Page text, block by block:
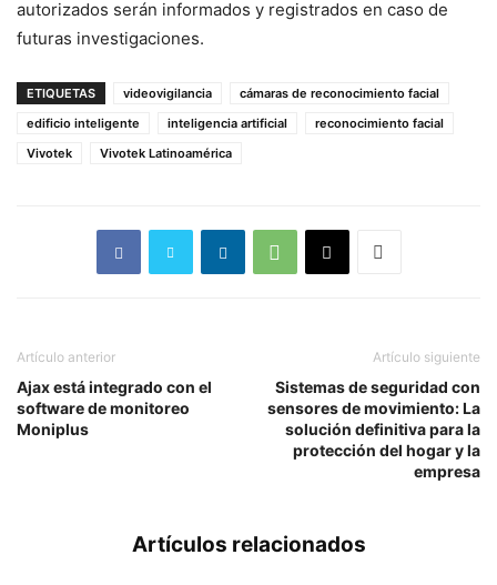
autorizados serán informados y registrados en caso de
futuras investigaciones.
ETIQUETAS videovigilancia
cámaras de reconocimiento facial
edificio inteligente
inteligencia artificial
reconocimiento facial
Vivotek
Vivotek Latinoamérica
Artículo anterior
Ajax está integrado con el
software de monitoreo
Moniplus
Artículo siguiente
Sistemas de seguridad con
sensores de movimiento: La
solución definitiva para la
protección del hogar y la
empresa
Artículos relacionados